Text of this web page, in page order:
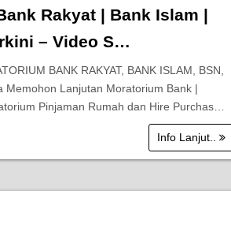
Rakyat | Bank Islam |
– Video S…
BANK RAKYAT, BANK ISLAM, BSN,
Memohon Lanjutan Moratorium Bank |
Pinjaman Rumah dan Hire Purchas…
Info Lanjut..